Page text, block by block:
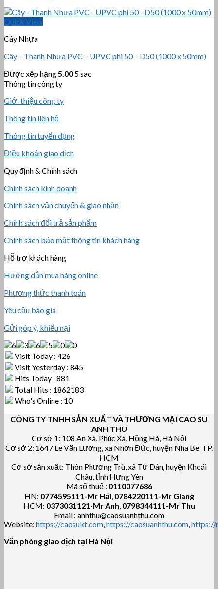
Quick View
Cây Nhựa
Cây – Thanh Nhựa PVC – UPVC phi 50 – D50 (1000 x 50mm)
Được xếp hạng5.00 5 sao
Thông tin công ty
Giới thiệu công ty
Thông tin liên hệ
Thông tin tuyển dụng
Điều khoản giao dịch
Quy định & Chính sách
Chính sách kinh doanh
Chính sách vận chuyển & giao nhận
Chính sách đổi trả sản phẩm
Chính sách bảo mật thông tin khách hàng
Hỗ trợ khách hàng
Hướng dẫn mua hàng online
Phương thức thanh toán
Yêu cầu báo giá
Gửi góp ý, khiếu nại
Visit Today : 426
Visit Yesterday : 845
Hits Today : 881
Total Hits : 1862183
Who's Online : 10
CÔNG TY TNHH SẢN XUẤT VÀ THƯƠNG MẠI CAO SU
ANH THU
Cơ sở 1: 108 An Xá, Phúc Xá, Hồng Hà, Hà Nội
Cơ sở 2: 1647 Lê Văn Lương, xã Nhơn Đức, huyện Nhà Bè, TP.
HCM
Cơ sở sản xuất: Thôn Phương Trù, xã Tứ Dân, huyện Khoái
Châu, tỉnh Hưng Yên
Mã số thuế : 0110077686
HN: 0774595111-Mr Hải, 0784220111-Mr Giang
HCM: 0373031121-Mr Anh, 0798344111-Mr Thu
Email : anhthu@caosuanhthu.com
Website: https://caosukt.com,https://caosuanhthu.com,https://
Văn phòng giao dịch tại Hà Nội